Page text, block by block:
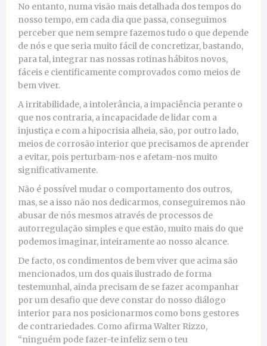
No entanto, numa visão mais detalhada dos tempos do
nosso tempo, em cada dia que passa, conseguimos
perceber que nem sempre fazemos tudo o que depende
de nós e que seria muito fácil de concretizar, bastando,
para tal, integrar nas nossas rotinas hábitos novos,
fáceis e cientificamente comprovados como meios de
bem viver.
A irritabilidade, a intolerância, a impaciência perante o
que nos contraria, a incapacidade de lidar com a
injustiça e com a hipocrisia alheia, são, por outro lado,
meios de corrosão interior que precisamos de aprender
a evitar, pois perturbam-nos e afetam-nos muito
significativamente.
Não é possível mudar o comportamento dos outros,
mas, se a isso não nos dedicarmos, conseguiremos não
abusar de nós mesmos através de processos de
autorregulação simples e que estão, muito mais do que
podemos imaginar, inteiramente ao nosso alcance.
De facto, os condimentos de bem viver que acima são
mencionados, um dos quais ilustrado de forma
testemunhal, ainda precisam de se fazer acompanhar
por um desafio que deve constar do nosso diálogo
interior para nos posicionarmos como bons gestores
de contrariedades. Como afirma Walter Rizzo,
“ninguém pode fazer-te infeliz sem o teu